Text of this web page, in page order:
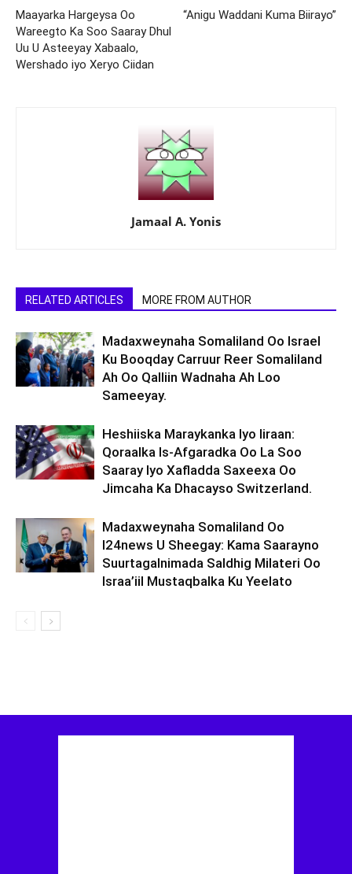
Maayarka Hargeysa Oo
Wareegto Ka Soo Saaray Dhul
Uu U Asteeyay Xabaalo,
Wershado iyo Xeryo Ciidan
“Anigu Waddani Kuma Biirayo”
Jamaal A. Yonis
RELATED ARTICLES MORE FROM AUTHOR
Madaxweynaha Somaliland Oo Israel
Ku Booqday Carruur Reer Somaliland
Ah Oo Qalliin Wadnaha Ah Loo
Sameeyay.
Heshiiska Maraykanka Iyo Iiraan:
Qoraalka Is-Afgaradka Oo La Soo
Saaray Iyo Xafladda Saxeexa Oo
Jimcaha Ka Dhacayso Switzerland.
Madaxweynaha Somaliland Oo
I24news U Sheegay: Kama Saarayno
Suurtagalnimada Saldhig Milateri Oo
Israa’iil Mustaqbalka Ku Yeelato